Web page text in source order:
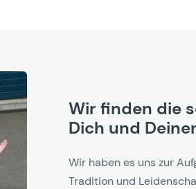
Wir finden die
Dich und
Wir haben es uns zur
Tradition und